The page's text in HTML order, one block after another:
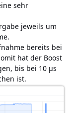
sehr
jeweils um
bereits bei
hat der Boost
bis bei 10 µs
ist.